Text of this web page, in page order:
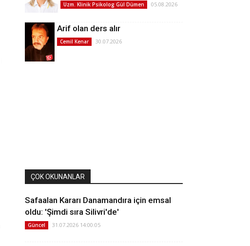
Uzm. Klinik Psikolog Gül Dümen 05.08.2026
Arif olan ders alır
Cemil Kenar 30.07.2026
ÇOK OKUNANLAR
Safaalan Kararı Danamandıra için emsal
oldu: 'Şimdi sıra Silivri'de'
Güncel 31.07.2026 14:00:05